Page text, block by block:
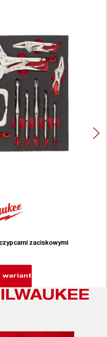
zaciskowymi
wariant